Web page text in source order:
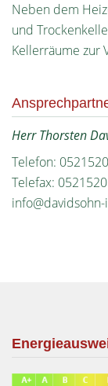
Neben dem
und
Kellerräume zur
Herr Thorsten
Telefon:
Telefax: